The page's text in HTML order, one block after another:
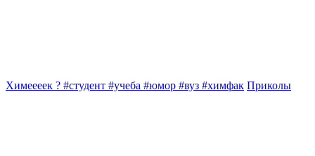
Химеееек ? #студент #учеба #юмор #вуз #химфак Приколы